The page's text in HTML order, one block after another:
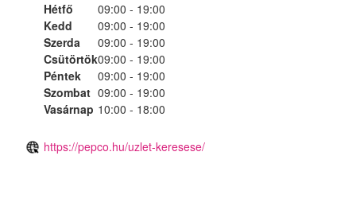
Hétfő
09:00 - 19:00
Kedd
09:00 - 19:00
Szerda
09:00 - 19:00
Csütörtök09:00 - 19:00
Péntek
09:00 - 19:00
Szombat 09:00 - 19:00
Vasárnap 10:00 - 18:00
https://pepco.hu/uzlet-keresese/